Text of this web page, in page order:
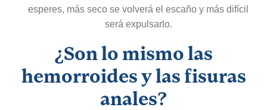
esperes, más seco se volverá el escaño y más difícil
será expulsarlo.
¿Son lo mismo las
hemorroides y las fisuras
anales?